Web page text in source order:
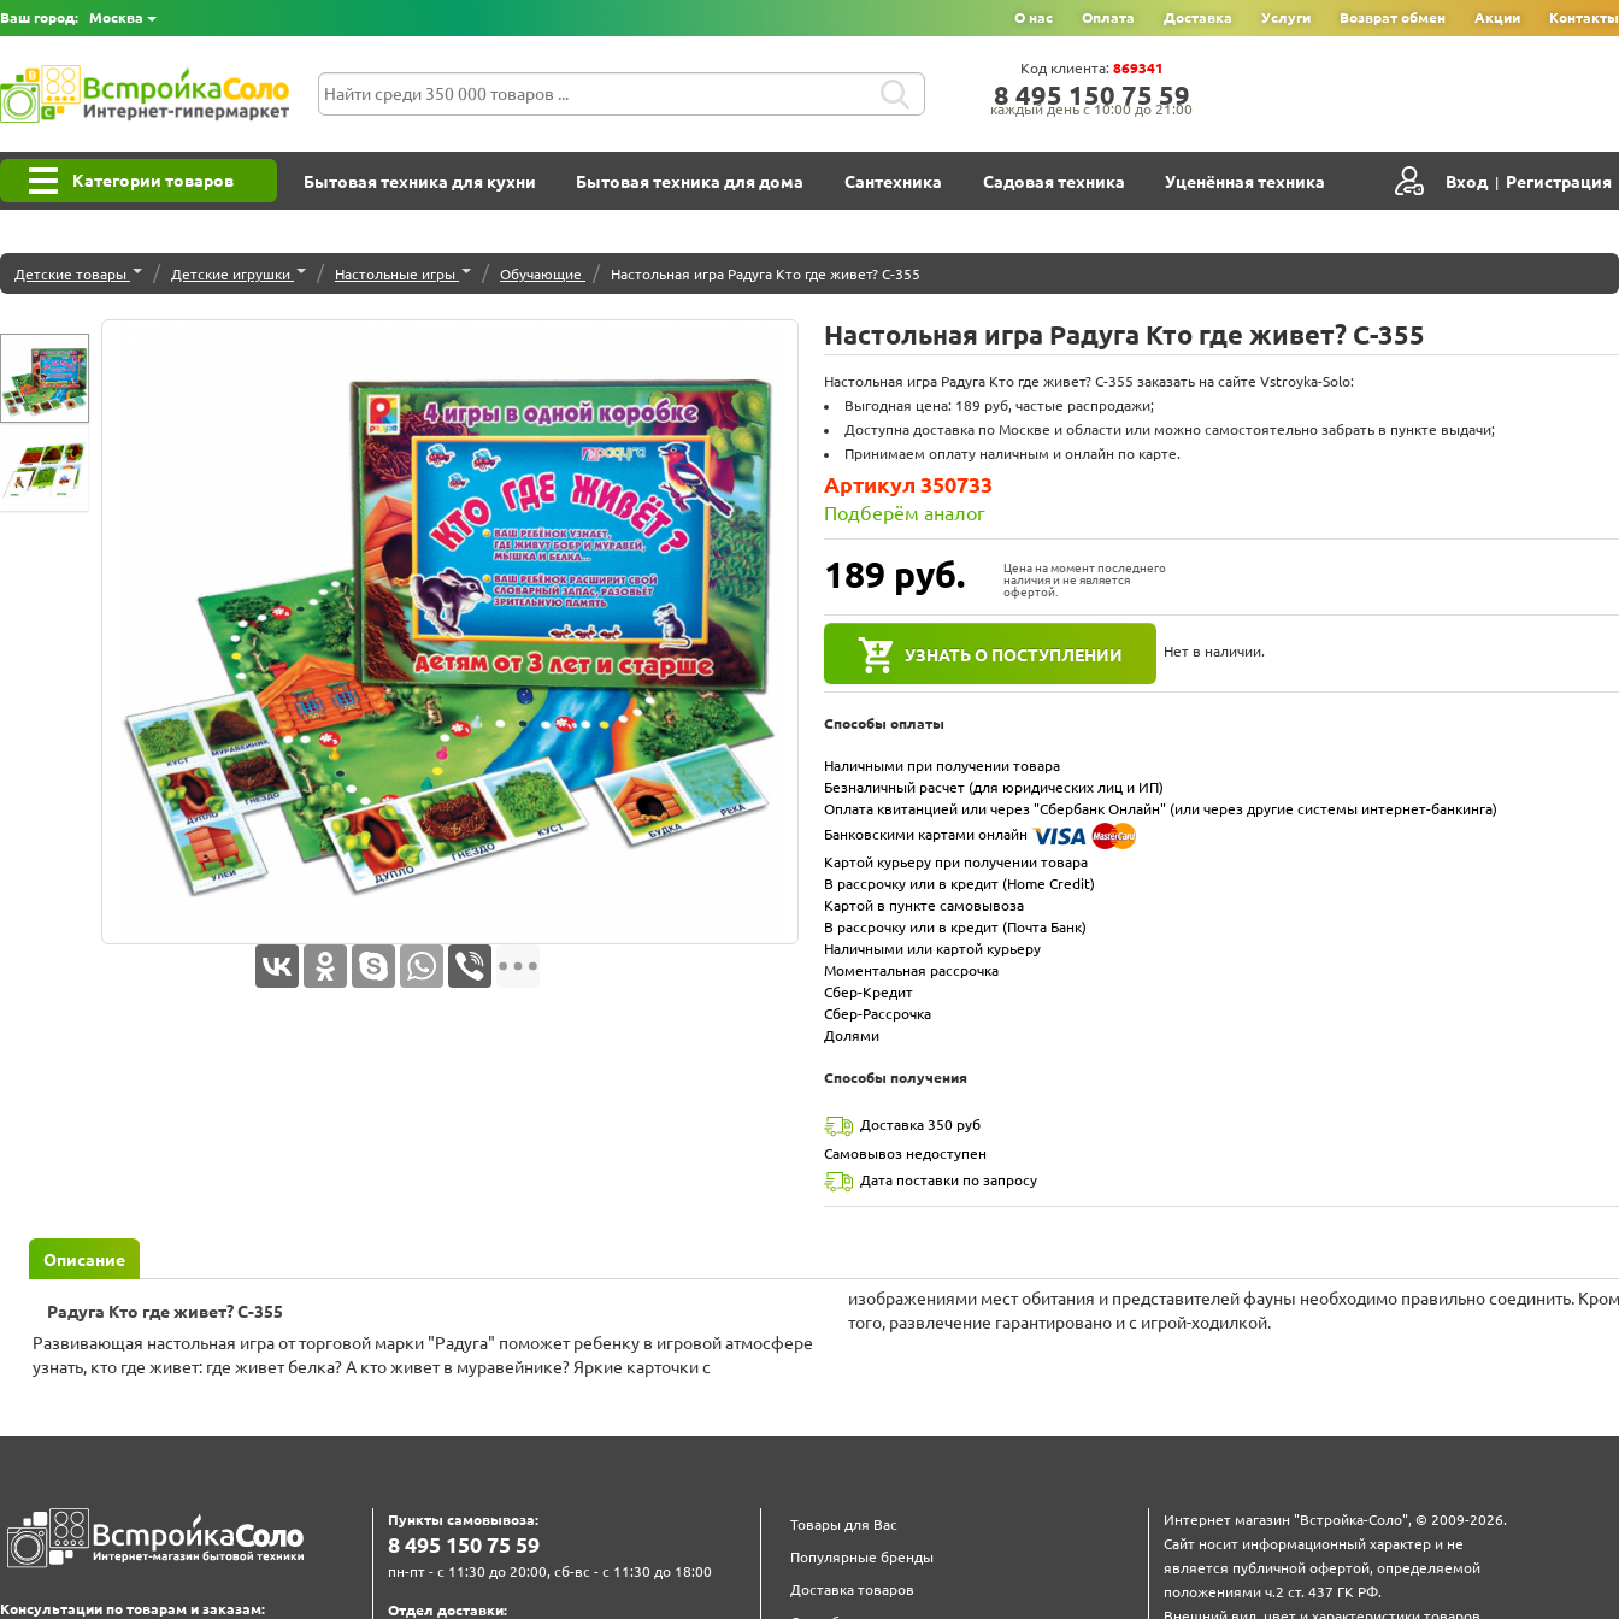
Ваш город: Москва О нас Оплата Доставка Услуги Возврат обмен Акции Контакты
8‍ 4‍9‍5‍ 1‍5‍0‍ 7‍5‍ 5‍9‍
каждый день с 10:00 до 21:00
Код клиента: 869341
Категории товаров Бытовая техника для кухни Бытовая техника для дома Сантехника Садовая техника Уценённая техника Вход | Регистрация
Детские товары / Детские игрушки / Настольные игры / Обучающие / Настольная игра Радуга Кто где живет? С-355
Настольная игра Радуга Кто где живет? С-355
Настольная игра Радуга Кто где живет? С-355 заказать на сайте Vstroyka-Solo:
Выгодная цена: 189 руб, частые распродажи;
Доступна доставка по Москве и области или можно самостоятельно забрать в пункте выдачи;
Принимаем оплату наличным и онлайн по карте.
189 руб.
Цена на момент последнего
наличия и не является
офертой.
УЗНАТЬ О ПОСТУПЛЕНИИ Нет в наличии.
Артикул 350733
Подберём аналог
Способы оплаты
Наличными при получении товара
Безналичный расчет (для юридических лиц и ИП)
Оплата квитанцией или через "Сбербанк Онлайн" (или через другие системы интернет-банкинга)
Банковскими картами онлайн
Картой курьеру при получении товара
В рассрочку или в кредит (Home Credit)
Картой в пункте самовывоза
В рассрочку или в кредит (Почта Банк)
Наличными или картой курьеру
Моментальная рассрочка
Сбер-Кредит
Сбер-Рассрочка
Долями
Способы получения
Доставка 350 руб
Самовывоз недоступен
Дата поставки по запросу
Описание
Радуга Кто где живет? С-355
Развивающая настольная игра от торговой марки "Радуга" поможет ребенку в игровой атмосфере
узнать, кто где живет: где живет белка? А кто живет в муравейнике? Яркие карточки с
изображениями мест обитания и представителей фауны необходимо правильно соединить.
того, развлечение гарантировано и с игрой-ходилкой.
Консультации по товарам и заказам:
Пункты самовывоза:
8‍ 4‍9‍5‍ 1‍5‍0‍ 7‍5‍ 5‍9‍
пн-пт - с 11:30 до 20:00, сб-вс - с 11:30 до 18:00
Отдел доставки:
Товары для Вас
Популярные бренды
Доставка товаров
Интернет магазин "Встройка-Соло", © 2009-2026.
Сайт носит информационный характер и не
является публичной офертой, определяемой
положениями ч.2 ст. 437 ГК РФ.
Внешний вид, цвет и характеристики товаров